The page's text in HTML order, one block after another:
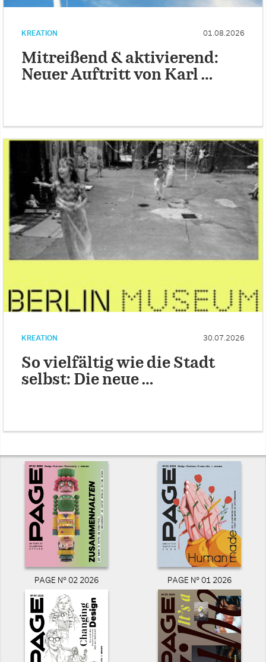
KREATION 01.08.2026
Mitreißend & aktivierend:
Neuer Auftritt von Karl …
KREATION 30.07.2026
So vielfältig wie die Stadt
selbst: Die neue …
PAGE N° 02 2026 PAGE N° 01 2026